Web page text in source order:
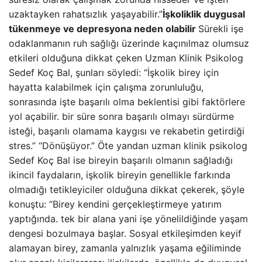
uzaktayken rahatsızlık yaşayabilir.”İşkoliklik duygusal
tükenmeye ve depresyona neden olabilir Sürekli işe
odaklanmanın ruh sağlığı üzerinde kaçınılmaz olumsuz
etkileri olduğuna dikkat çeken Uzman Klinik Psikolog
Sedef Koç Bal, şunları söyledi: “İşkolik birey için
hayatta kalabilmek için çalışma zorunluluğu,
sonrasında işte başarılı olma beklentisi gibi faktörlere
yol açabilir. bir süre sonra başarılı olmayı sürdürme
isteği, başarılı olamama kaygısı ve rekabetin getirdiği
stres.” “Dönüşüyor.” Öte yandan uzman klinik psikolog
Sedef Koç Bal ise bireyin başarılı olmanın sağladığı
ikincil faydaların, işkolik bireyin genellikle farkında
olmadığı tetikleyiciler olduğuna dikkat çekerek, şöyle
konuştu: “Birey kendini gerçekleştirmeye yatırım
yaptığında. tek bir alana yani işe yönelildiğinde yaşam
dengesi bozulmaya başlar. Sosyal etkileşimden keyif
alamayan birey, zamanla yalnızlık yaşama eğiliminde